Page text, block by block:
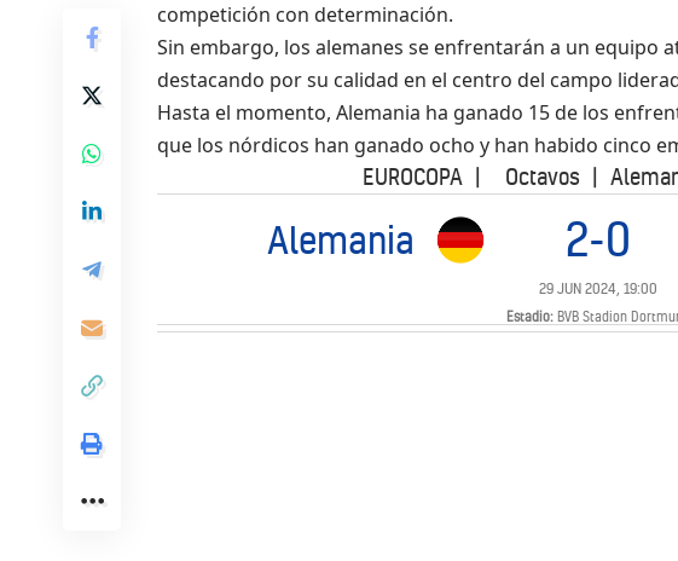
competición con determinación.
Sin embargo, los alemanes se enfrentarán a un equipo
destacando por su calidad en el centro del campo
Hasta el momento, Alemania ha ganado 15 de los
que los nórdicos han ganado ocho y han habido cinco